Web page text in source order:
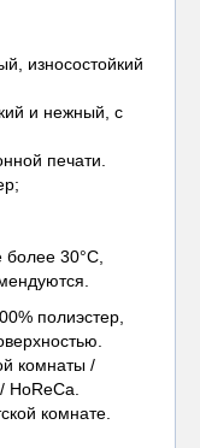
износостойкий
и нежный, с
печати.
более 30°С,
полиэстер,
комнаты /
HoReCa.
комнате.